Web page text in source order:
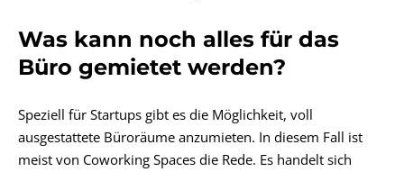
Was kann noch alles für das
Büro gemietet werden?
Speziell für Startups gibt es die Möglichkeit, voll
ausgestattete Büroräume anzumieten. In diesem Fall ist
meist von Coworking Spaces die Rede. Es handelt sich